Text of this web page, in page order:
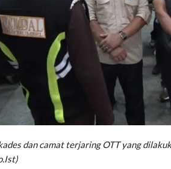
dan camat terjaring OTT yang